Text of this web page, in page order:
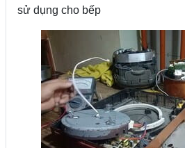
sử dụng cho bếp